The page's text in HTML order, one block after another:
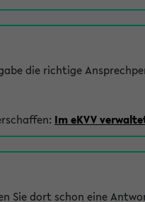
die richtige
Im eKVV
Sie dort schon eine